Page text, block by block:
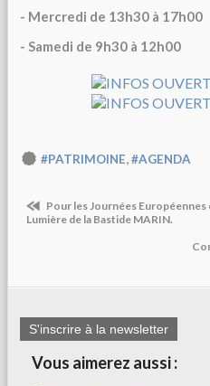
- Mercredi de 13h30 à 17h00
- Samedi de 9h30 à 12h00
#PATRIMOINE,#AGENDA
Pour les Journées
Lumière de la Bastide MARIN.
S'inscrire à la newsletter
Vous aimerez aussi :